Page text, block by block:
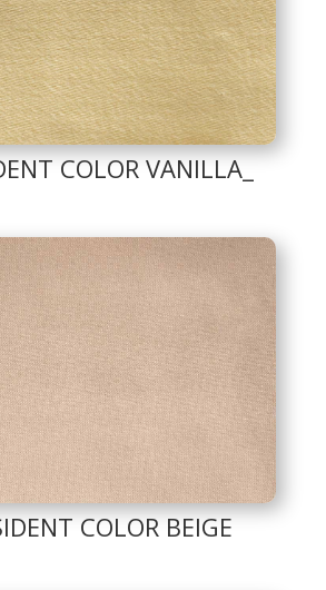
COLOR VANILLA_
COLOR BEIGE